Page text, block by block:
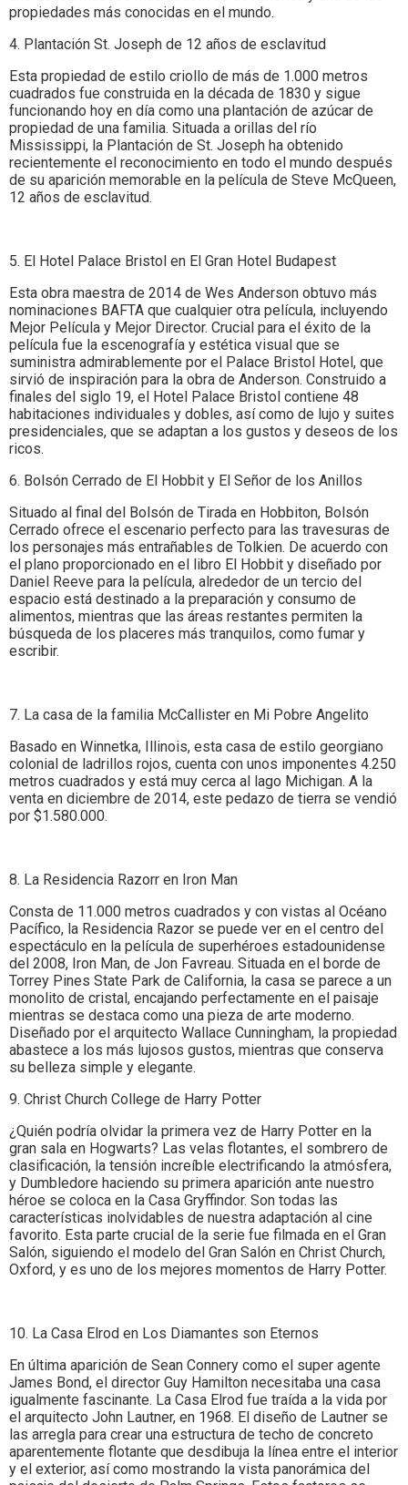
propiedades más conocidas en el mundo.
4. Plantación St. Joseph de 12 años de esclavitud
Esta propiedad de estilo criollo de más de 1.000 metros
cuadrados fue construida en la década de 1830 y sigue
funcionando hoy en día como una plantación de azúcar de
propiedad de una familia. Situada a orillas del río
Mississippi, la Plantación de St. Joseph ha obtenido
recientemente el reconocimiento en todo el mundo después
de su aparición memorable en la película de Steve McQueen,
12 años de esclavitud.
5. El Hotel Palace Bristol en El Gran Hotel Budapest
Esta obra maestra de 2014 de Wes Anderson obtuvo más
nominaciones BAFTA que cualquier otra película, incluyendo
Mejor Película y Mejor Director. Crucial para el éxito de la
película fue la escenografía y estética visual que se
suministra admirablemente por el Palace Bristol Hotel, que
sirvió de inspiración para la obra de Anderson. Construido a
finales del siglo 19, el Hotel Palace Bristol contiene 48
habitaciones individuales y dobles, así como de lujo y suites
presidenciales, que se adaptan a los gustos y deseos de los
ricos.
6. Bolsón Cerrado de El Hobbit y El Señor de los Anillos
Situado al final del Bolsón de Tirada en Hobbiton, Bolsón
Cerrado ofrece el escenario perfecto para las travesuras de
los personajes más entrañables de Tolkien. De acuerdo con
el plano proporcionado en el libro El Hobbit y diseñado por
Daniel Reeve para la película, alrededor de un tercio del
espacio está destinado a la preparación y consumo de
alimentos, mientras que las áreas restantes permiten la
búsqueda de los placeres más tranquilos, como fumar y
escribir.
7. La casa de la familia McCallister en Mi Pobre Angelito
Basado en Winnetka, Illinois, esta casa de estilo georgiano
colonial de ladrillos rojos, cuenta con unos imponentes 4.250
metros cuadrados y está muy cerca al lago Michigan. A la
venta en diciembre de 2014, este pedazo de tierra se vendió
por $1.580.000.
8. La Residencia Razorr en Iron Man
Consta de 11.000 metros cuadrados y con vistas al Océano
Pacífico, la Residencia Razor se puede ver en el centro del
espectáculo en la película de superhéroes estadounidense
del 2008, Iron Man, de Jon Favreau. Situada en el borde de
Torrey Pines State Park de California, la casa se parece a un
monolito de cristal, encajando perfectamente en el paisaje
mientras se destaca como una pieza de arte moderno.
Diseñado por el arquitecto Wallace Cunningham, la propiedad
abastece a los más lujosos gustos, mientras que conserva
su belleza simple y elegante.
9. Christ Church College de Harry Potter
¿Quién podría olvidar la primera vez de Harry Potter en la
gran sala en Hogwarts? Las velas flotantes, el sombrero de
clasificación, la tensión increíble electrificando la atmósfera,
y Dumbledore haciendo su primera aparición ante nuestro
héroe se coloca en la Casa Gryffindor. Son todas las
características inolvidables de nuestra adaptación al cine
favorito. Esta parte crucial de la serie fue filmada en el Gran
Salón, siguiendo el modelo del Gran Salón en Christ Church,
Oxford, y es uno de los mejores momentos de Harry Potter.
10. La Casa Elrod en Los Diamantes son Eternos
En última aparición de Sean Connery como el super agente
James Bond, el director Guy Hamilton necesitaba una casa
igualmente fascinante. La Casa Elrod fue traída a la vida por
el arquitecto John Lautner, en 1968. El diseño de Lautner se
las arregla para crear una estructura de techo de concreto
aparentemente flotante que desdibuja la línea entre el interior
y el exterior, así como mostrando la vista panorámica del